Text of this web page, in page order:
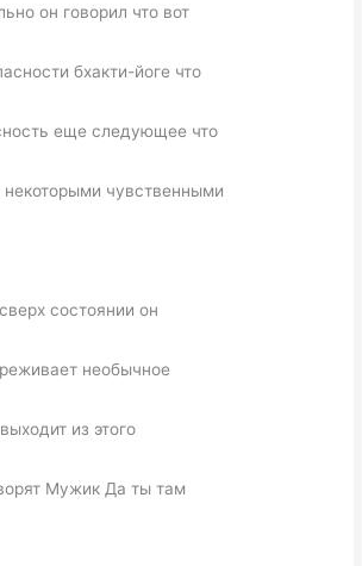
он говорил что вот
бхакти-йоге что
еще следующее что
чувственными
состоянии он
необычное
из этого
Мужик Да ты там